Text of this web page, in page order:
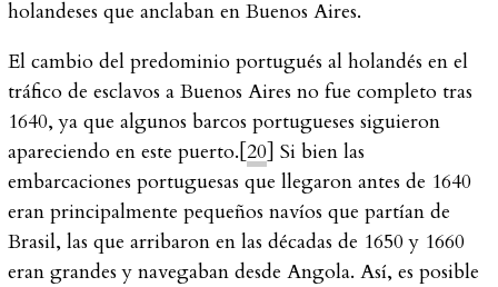
holandeses que anclaban en Buenos Aires.
El cambio del predominio portugués al holandés en el
tráfico de esclavos a Buenos Aires no fue completo tras
1640, ya que algunos barcos portugueses siguieron
apareciendo en este puerto.[20] Si bien las
embarcaciones portuguesas que llegaron antes de 1640
eran principalmente pequeños navíos que partían de
Brasil, las que arribaron en las décadas de 1650 y 1660
eran grandes y navegaban desde Angola. Así, es posible